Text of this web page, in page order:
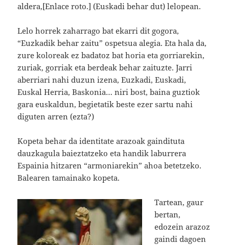
aldera,[Enlace roto.] (Euskadi behar dut) lelopean.
Lelo horrek zaharrago bat ekarri dit gogora,
“Euzkadik behar zaitu” ospetsua alegia. Eta hala da,
zure koloreak ez badatoz bat horia eta gorriarekin,
zuriak, gorriak eta berdeak behar zaituzte. Jarri
aberriari nahi duzun izena, Euzkadi, Euskadi,
Euskal Herria, Baskonia… niri bost, baina guztiok
gara euskaldun, begietatik beste ezer sartu nahi
diguten arren (ezta?)
Kopeta behar da identitate arazoak gaindituta
dauzkagula baieztatzeko eta handik laburrera
Espainia hitzaren “armoniarekin” ahoa betetzeko.
Balearen tamainako kopeta.
Tartean, gaur
bertan,
edozein arazoz
gaindi dagoen